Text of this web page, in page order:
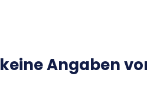
keine Angaben